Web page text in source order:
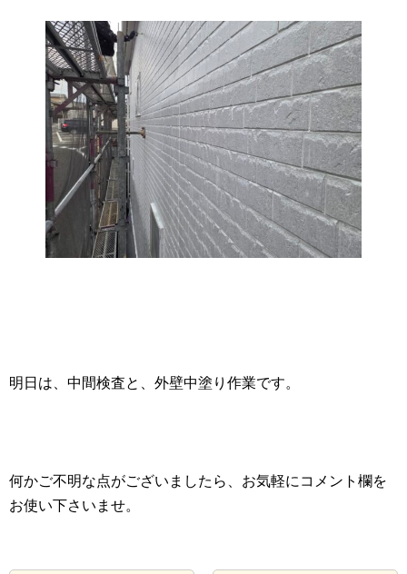
明日は、中間検査と、外壁中塗り作業です。
何かご不明な点がございましたら、お気軽にコメント欄を
お使い下さいませ。